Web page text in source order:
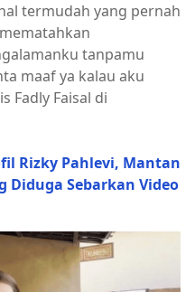
termudah yang pernah
tanpamu
maaf ya kalau aku
Fadly Faisal di
Rizky Pahlevi, Mantan
Diduga Sebarkan Video